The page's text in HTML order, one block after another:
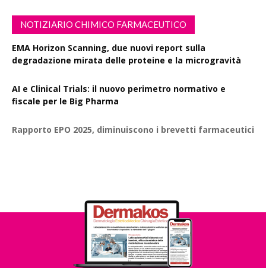
NOTIZIARIO CHIMICO FARMACEUTICO
EMA Horizon Scanning, due nuovi report sulla
degradazione mirata delle proteine e la microgravità
AI e Clinical Trials: il nuovo perimetro normativo e
fiscale per le Big Pharma
Rapporto EPO 2025, diminuiscono i brevetti farmaceutici